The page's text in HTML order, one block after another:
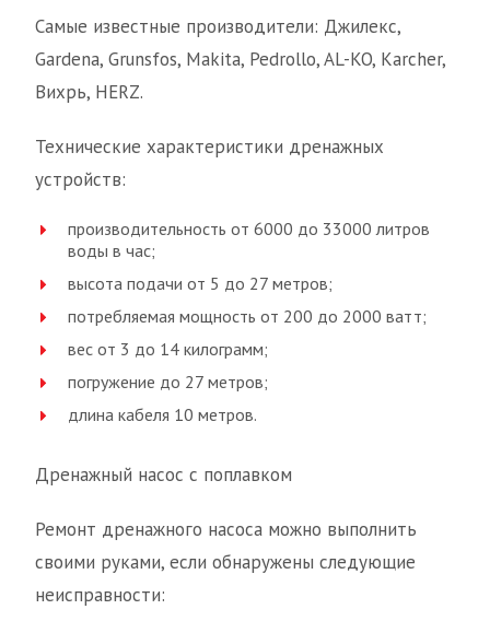
Самые известные производители: Джилекс,
Gardena, Grunsfos, Makita, Pedrollo, AL-KO, Karcher,
Вихрь, HERZ.
Технические характеристики дренажных
устройств:
производительность от 6000 до 33000 литров
воды в час;
высота подачи от 5 до 27 метров;
потребляемая мощность от 200 до 2000 ватт;
вес от 3 до 14 килограмм;
погружение до 27 метров;
длина кабеля 10 метров.
Дренажный насос с поплавком
Ремонт дренажного насоса можно выполнить
своими руками, если обнаружены следующие
неисправности: